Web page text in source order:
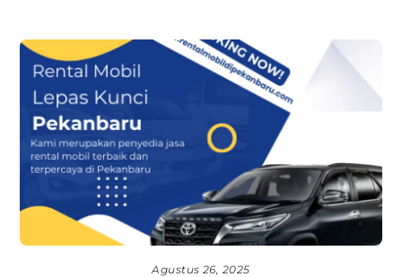
Agustus 26, 2025